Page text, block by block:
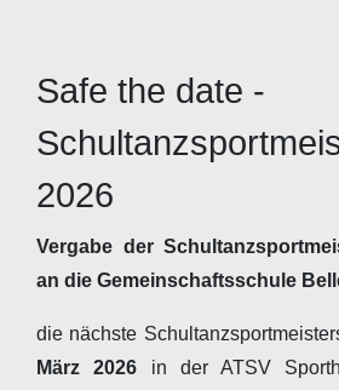
Safe the date -
2026
Vergabe der
an die Gemeinschaftsschule
die nächste
März 2026 in der ATSV